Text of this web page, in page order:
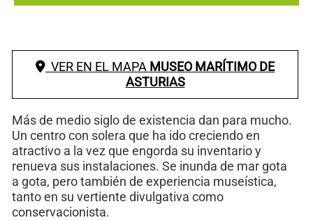
VER EN EL MAPA MUSEO MARÍTIMO DE
ASTURIAS
Más de medio siglo de existencia dan para mucho.
Un centro con solera que ha ido creciendo en
atractivo a la vez que engorda su inventario y
renueva sus instalaciones. Se inunda de mar gota
a gota, pero también de experiencia museística,
tanto en su vertiente divulgativa como
conservacionista.